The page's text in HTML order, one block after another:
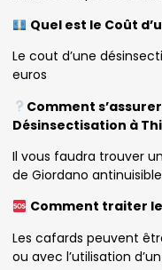
Quel est le Coût
Le cout d’une
euros
Comment
Désinsectisation à
Il vous faudra trouver
de Giordano antinuisible
Comment traiter
Les cafards peuvent
ou avec l’utilisation